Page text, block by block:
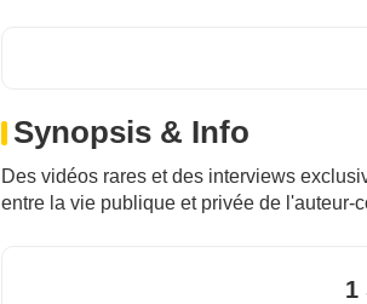
Synopsis & Info
Des vidéos rares et des interviews
entre la vie publique et privée de l'auteur-
1